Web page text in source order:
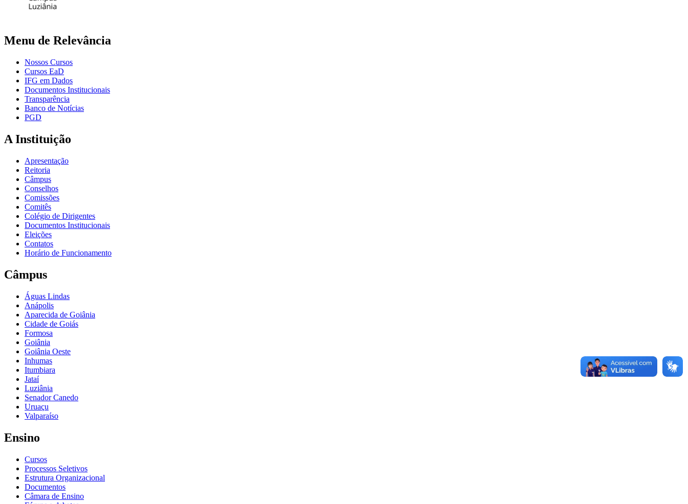
Menu de Relevância
Nossos Cursos
Cursos EaD
IFG em Dados
Documentos Institucionais
Transparência
Banco de Notícias
PGD
A Instituição
Apresentação
Reitoria
Câmpus
Conselhos
Comissões
Comitês
Colégio de Dirigentes
Documentos Institucionais
Eleições
Contatos
Horário de Funcionamento
Câmpus
Águas Lindas
Anápolis
Aparecida de Goiânia
Cidade de Goiás
Formosa
Goiânia
Goiânia Oeste
Inhumas
Itumbiara
Jataí
Luziânia
Senador Canedo
Uruaçu
Valparaíso
Ensino
Cursos
Processos Seletivos
Estrutura Organizacional
Documentos
Câmara de Ensino